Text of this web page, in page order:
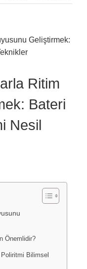
Ritim
Bateri
Nesil
Önemlidir?
Bilimsel